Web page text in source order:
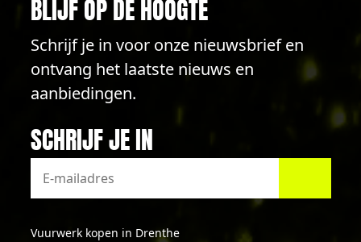
BLIJF OP DE HOOGTE
Schrijf je in voor onze nieuwsbrief en
ontvang het laatste nieuws en
aanbiedingen.
SCHRIJF JE IN
Vuurwerk kopen in Drenthe